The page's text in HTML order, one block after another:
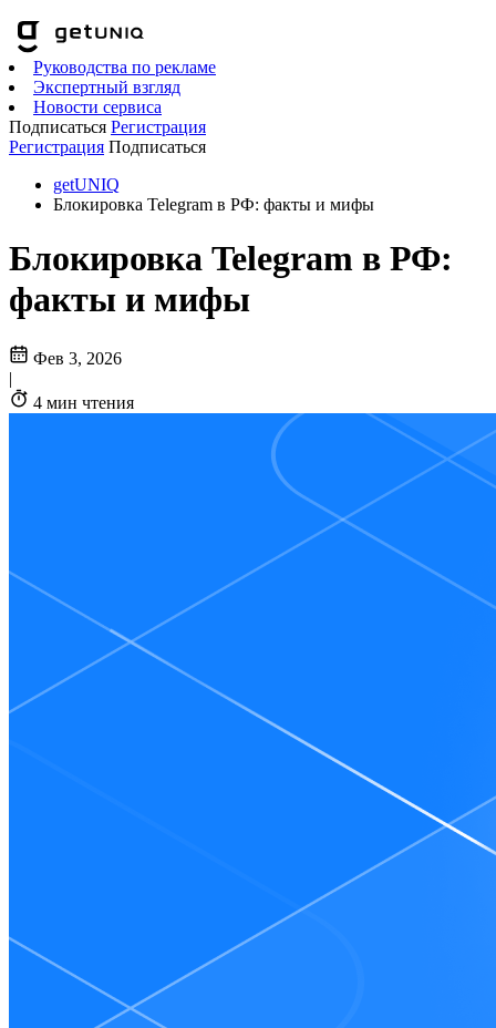
Руководства по рекламе
Экспертный взгляд
Новости сервиса
Подписаться Регистрация
Регистрация Подписаться
getUNIQ
Блокировка Telegram в РФ: факты и мифы
Блокировка Telegram в РФ:
факты и мифы
Фев 3, 2026
|
4 мин чтения